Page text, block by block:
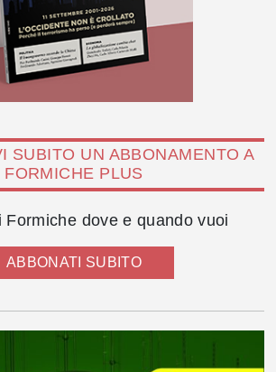
SUBITO UN ABBONAMENTO A
FORMICHE PLUS
Formiche dove e quando vuoi
ABBONATI SUBITO